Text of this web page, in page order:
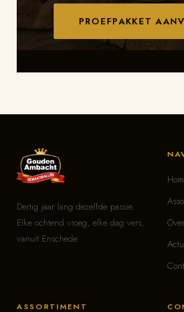
PROEFPAKKET
Dertig jaar lang dezelfde passie.
Elke ochtend vroeg, elke dag vers,
vanuit Enschede.
ASSORTIMENT